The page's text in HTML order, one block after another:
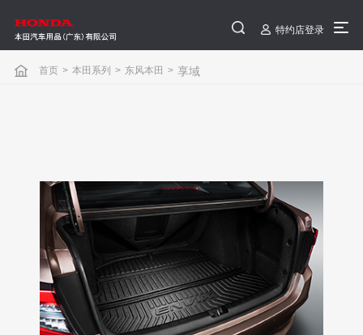
特约店登录
首页 > 本田系列 > 东风本田 > 享域